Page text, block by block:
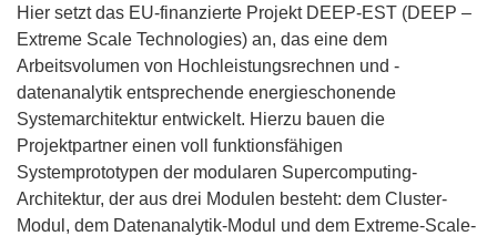
Hier setzt das EU-finanzierte Projekt DEEP-EST (DEEP –
Extreme Scale Technologies) an, das eine dem
Arbeitsvolumen von Hochleistungsrechnen und -
datenanalytik entsprechende energieschonende
Systemarchitektur entwickelt. Hierzu bauen die
Projektpartner einen voll funktionsfähigen
Systemprototypen der modularen Supercomputing-
Architektur, der aus drei Modulen besteht: dem Cluster-
Modul, dem Datenanalytik-Modul und dem Extreme-Scale-